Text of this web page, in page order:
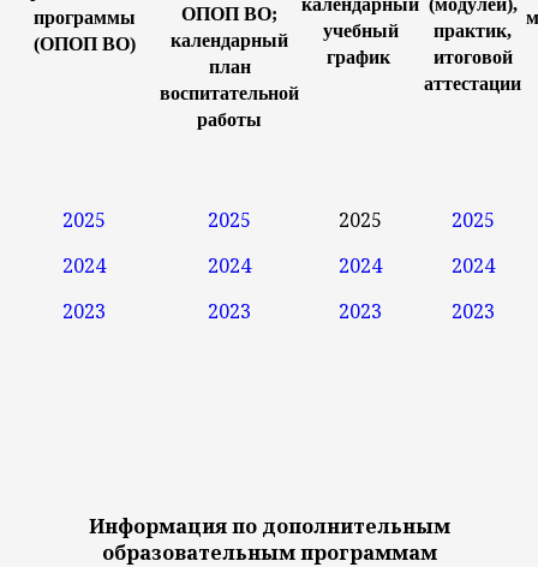
программы
(ОПОП ВО)
ОПОП ВО;
календарный
план
воспитательной
работы
календарный
учебный
график
(модулей),
практик,
итоговой
аттестации
2025
2024
2023
2025
2024
2023
2025
2024
2023
2025
2024
2023
Информация по дополнительным
образовательным программам